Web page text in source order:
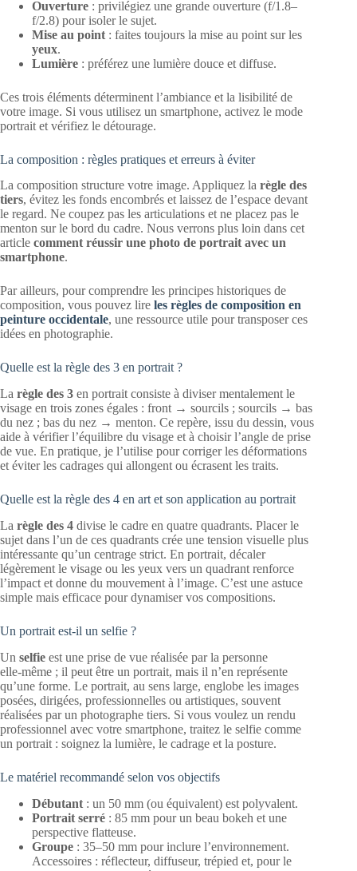
Ouverture : privilégiez une grande ouverture (f/1.8–
f/2.8) pour isoler le sujet.
Mise au point : faites toujours la mise au point sur les
yeux.
Lumière : préférez une lumière douce et diffuse.
Ces trois éléments déterminent l’ambiance et la lisibilité de
votre image. Si vous utilisez un smartphone, activez le mode
portrait et vérifiez le détourage.
La composition : règles pratiques et erreurs à éviter
La composition structure votre image. Appliquez la règle des
tiers, évitez les fonds encombrés et laissez de l’espace devant
le regard. Ne coupez pas les articulations et ne placez pas le
menton sur le bord du cadre. Nous verrons plus loin dans cet
article comment réussir une photo de portrait avec un
smartphone.
Par ailleurs, pour comprendre les principes historiques de
composition, vous pouvez lire les règles de composition en
peinture occidentale, une ressource utile pour transposer ces
idées en photographie.
Quelle est la règle des 3 en portrait ?
La règle des 3 en portrait consiste à diviser mentalement le
visage en trois zones égales : front → sourcils ; sourcils → bas
du nez ; bas du nez → menton. Ce repère, issu du dessin, vous
aide à vérifier l’équilibre du visage et à choisir l’angle de prise
de vue. En pratique, je l’utilise pour corriger les déformations
et éviter les cadrages qui allongent ou écrasent les traits.
Quelle est la règle des 4 en art et son application au portrait
La règle des 4 divise le cadre en quatre quadrants. Placer le
sujet dans l’un de ces quadrants crée une tension visuelle plus
intéressante qu’un centrage strict. En portrait, décaler
légèrement le visage ou les yeux vers un quadrant renforce
l’impact et donne du mouvement à l’image. C’est une astuce
simple mais efficace pour dynamiser vos compositions.
Un portrait est‑il un selfie ?
Un selfie est une prise de vue réalisée par la personne
elle‑même ; il peut être un portrait, mais il n’en représente
qu’une forme. Le portrait, au sens large, englobe les images
posées, dirigées, professionnelles ou artistiques, souvent
réalisées par un photographe tiers. Si vous voulez un rendu
professionnel avec votre smartphone, traitez le selfie comme
un portrait : soignez la lumière, le cadrage et la posture.
Le matériel recommandé selon vos objectifs
Débutant : un 50 mm (ou équivalent) est polyvalent.
Portrait serré : 85 mm pour un beau bokeh et une
perspective flatteuse.
Groupe : 35–50 mm pour inclure l’environnement.
Accessoires : réflecteur, diffuseur, trépied et, pour le